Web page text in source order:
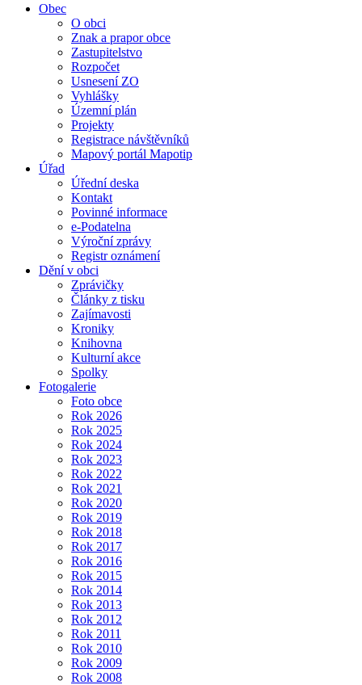
Obec
O obci
Znak a prapor obce
Zastupitelstvo
Rozpočet
Usnesení ZO
Vyhlášky
Územní plán
Projekty
Registrace návštěvníků
Mapový portál Mapotip
Úřad
Úřední deska
Kontakt
Povinné informace
e-Podatelna
Výroční zprávy
Registr oznámení
Dění v obci
Zprávičky
Články z tisku
Zajímavosti
Kroniky
Knihovna
Kulturní akce
Spolky
Fotogalerie
Foto obce
Rok 2026
Rok 2025
Rok 2024
Rok 2023
Rok 2022
Rok 2021
Rok 2020
Rok 2019
Rok 2018
Rok 2017
Rok 2016
Rok 2015
Rok 2014
Rok 2013
Rok 2012
Rok 2011
Rok 2010
Rok 2009
Rok 2008